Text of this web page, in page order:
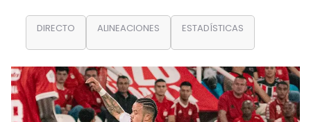
DIRECTO ALINEACIONES ESTADÍSTICAS